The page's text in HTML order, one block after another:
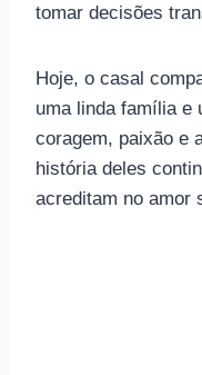
tomar decisões
Hoje, o casal
uma linda família e
coragem, paixão e
história deles
acreditam no amor